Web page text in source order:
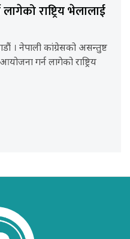
राष्ट्रिय भेलालाई
। नेपाली कांग्रेसको असन्तुष्ट
गर्न लागेको राष्ट्रिय